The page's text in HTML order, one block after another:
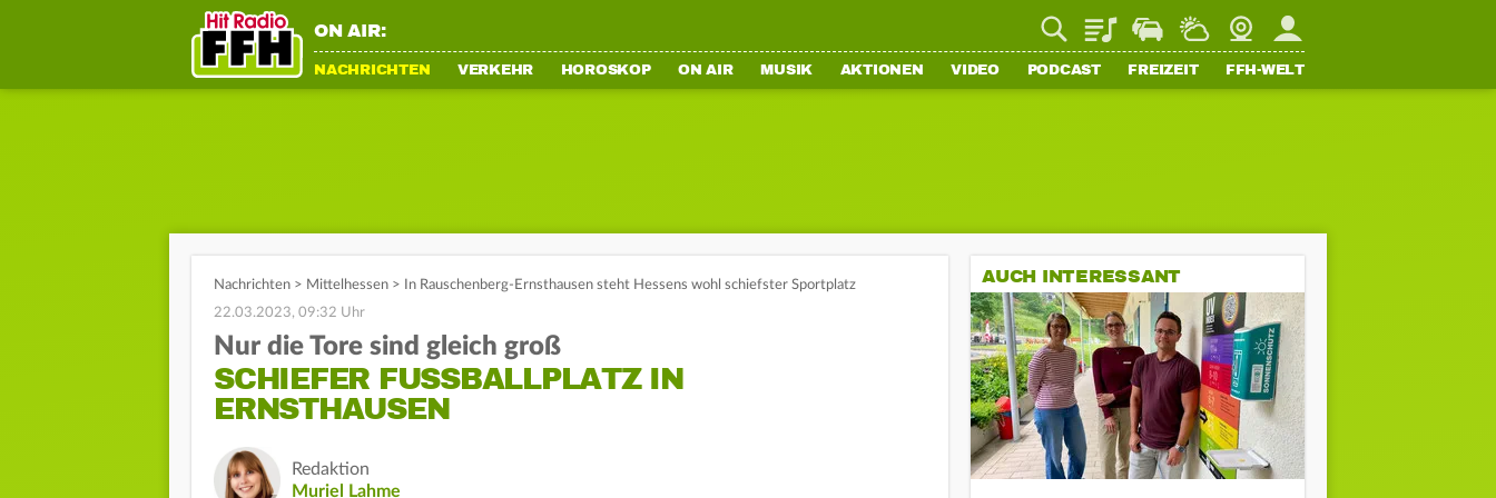
ON AIR: PlaylistStaupilotWetterWebcamMein FFH
NACHRICHTEN VERKEHR HOROSKOP ON AIR MUSIK AKTIONEN VIDEO PODCAST FREIZEIT FFH-WELT
Nachrichten > Mittelhessen >
In Rauschenberg-Ernsthausen steht Hessens wohl schiefster Sportplatz
22.03.2023, 09:32 Uhr
Nur die Tore sind gleich groß
SCHIEFER FUSSBALLPLATZ IN E
RNSTHAUSEN
Redaktion
Muriel Lahme
AUCH INTERESSANT